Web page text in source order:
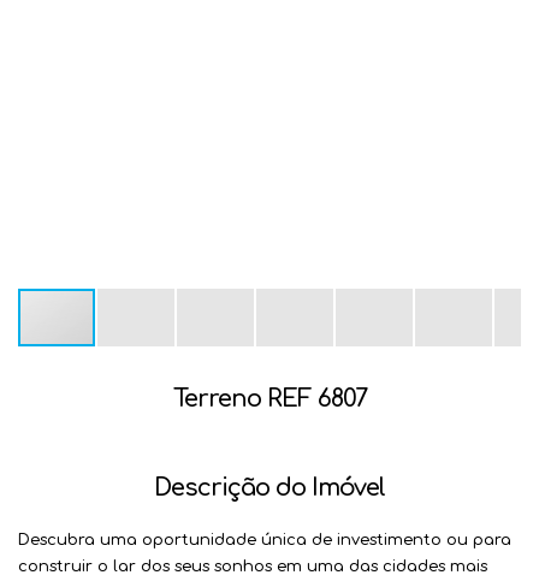
Terreno REF 6807
Descrição do Imóvel
Descubra uma oportunidade única de investimento ou para
construir o lar dos seus sonhos em uma das cidades mais